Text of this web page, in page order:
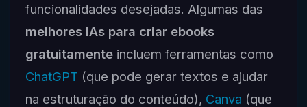
funcionalidades desejadas. Algumas das
melhores IAs para criar ebooks
gratuitamenteincluem ferramentas como
ChatGPT (que pode gerar textos e ajudar
na estruturação do conteúdo), Canva (que